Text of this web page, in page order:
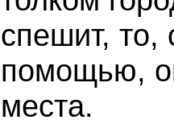
спешит, то,
помощью,
места.